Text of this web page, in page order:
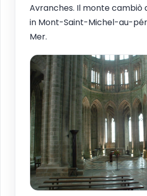
Avranches. Il monte cambiò
in Mont-Saint-Michel-au-
Mer.